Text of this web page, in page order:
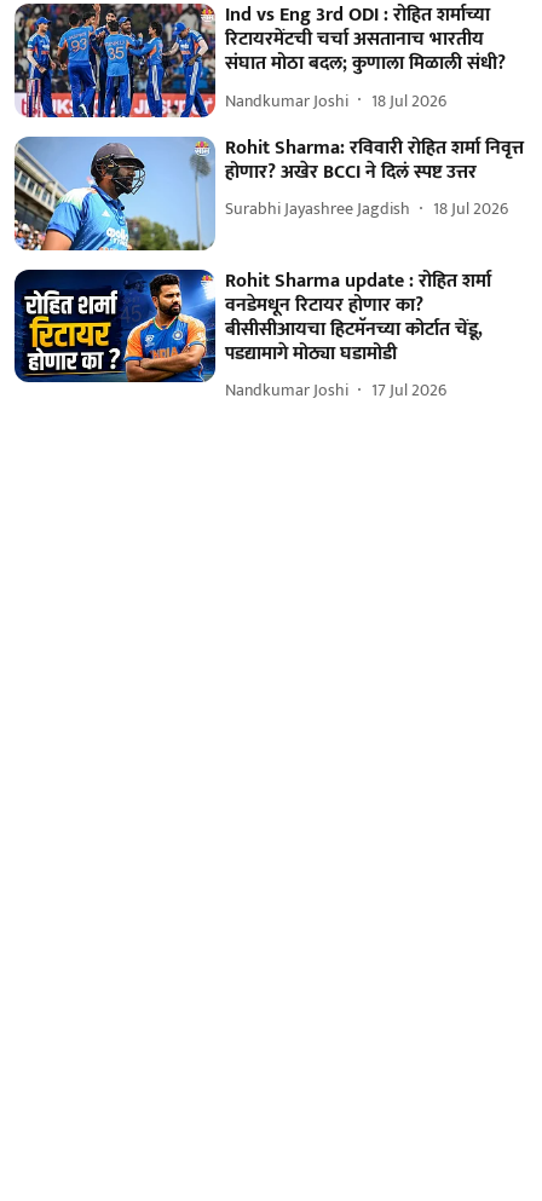
Ind vs Eng 3rd ODI : रोहित शर्माच्या
रिटायरमेंटची चर्चा असतानाच भारतीय
संघात मोठा बदल; कुणाला मिळाली संधी?
Nandkumar Joshi 18 Jul 2026
Rohit Sharma: रविवारी रोहित शर्मा निवृत्त
होणार? अखेर BCCI ने दिलं स्पष्ट उत्तर
Surabhi Jayashree Jagdish 18 Jul 2026
Rohit Sharma update : रोहित शर्मा
वनडेमधून रिटायर होणार का?
बीसीसीआयचा हिटमॅनच्या कोर्टात चेंडू,
पडद्यामागे मोठ्या घडामोडी
Nandkumar Joshi 17 Jul 2026